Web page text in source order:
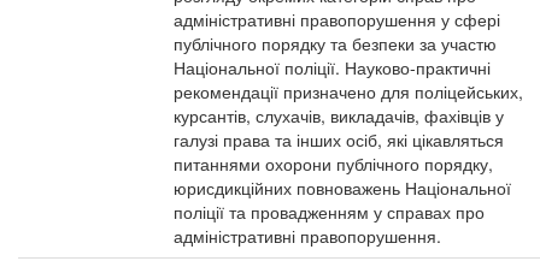
адміністративні правопорушення у сфері
публічного порядку та безпеки за участю
Національної поліції. Науково-практичні
рекомендації призначено для поліцейських,
курсантів, слухачів, викладачів, фахівців у
галузі права та інших осіб, які цікавляться
питаннями охорони публічного порядку,
юрисдикційних повноважень Національної
поліції та провадженням у справах про
адміністративні правопорушення.